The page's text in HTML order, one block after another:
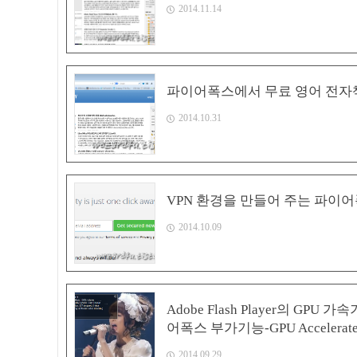
2014.11.14
파이어폭스에서 무료 영어 전
2014.10.31
VPN 환경을 만들어 주는 파이
2014.10.09
Adobe Flash Player의 GPU 가
어폭스 부가기능-GPU